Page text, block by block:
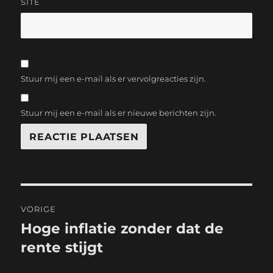
SITE
Stuur mij een e-mail als er vervolgreacties zijn.
Stuur mij een e-mail als er nieuwe berichten zijn.
navigatie
VORIGE
Vorig
bericht:
Hoge inflatie zonder dat de
rente stijgt